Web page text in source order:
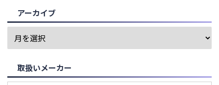
アーカイブ
取扱いメーカー